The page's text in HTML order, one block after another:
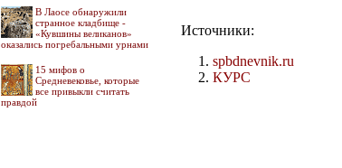
В Лаосе обнаружили
странное кладбище -
«Кувшины великанов»
оказались погребальными урнами
15 мифов о
Средневековье, которые
все привыкли считать
правдой
Источники:
spbdnevnik.ru
КУРС